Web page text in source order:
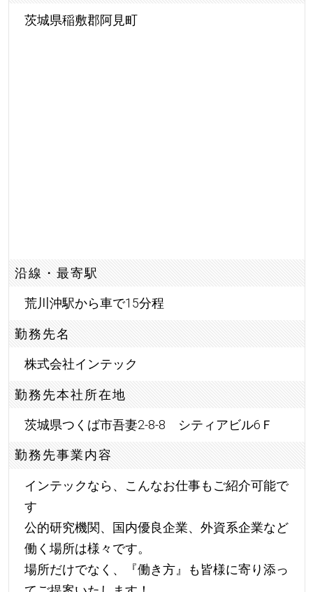
茨城県稲敷郡阿見町
沿線・最寄駅
荒川沖駅から車で15分程
勤務先名
株式会社インテック
勤務先本社所在地
茨城県つくば市吾妻2-8-8 シティアビル6Ｆ
勤務先事業内容
インテックなら、こんなお仕事もご紹介可能で
す
公的研究機関、国内優良企業、外資系企業など
働く場所は様々です。
場所だけでなく、『働き方』も皆様に寄り添っ